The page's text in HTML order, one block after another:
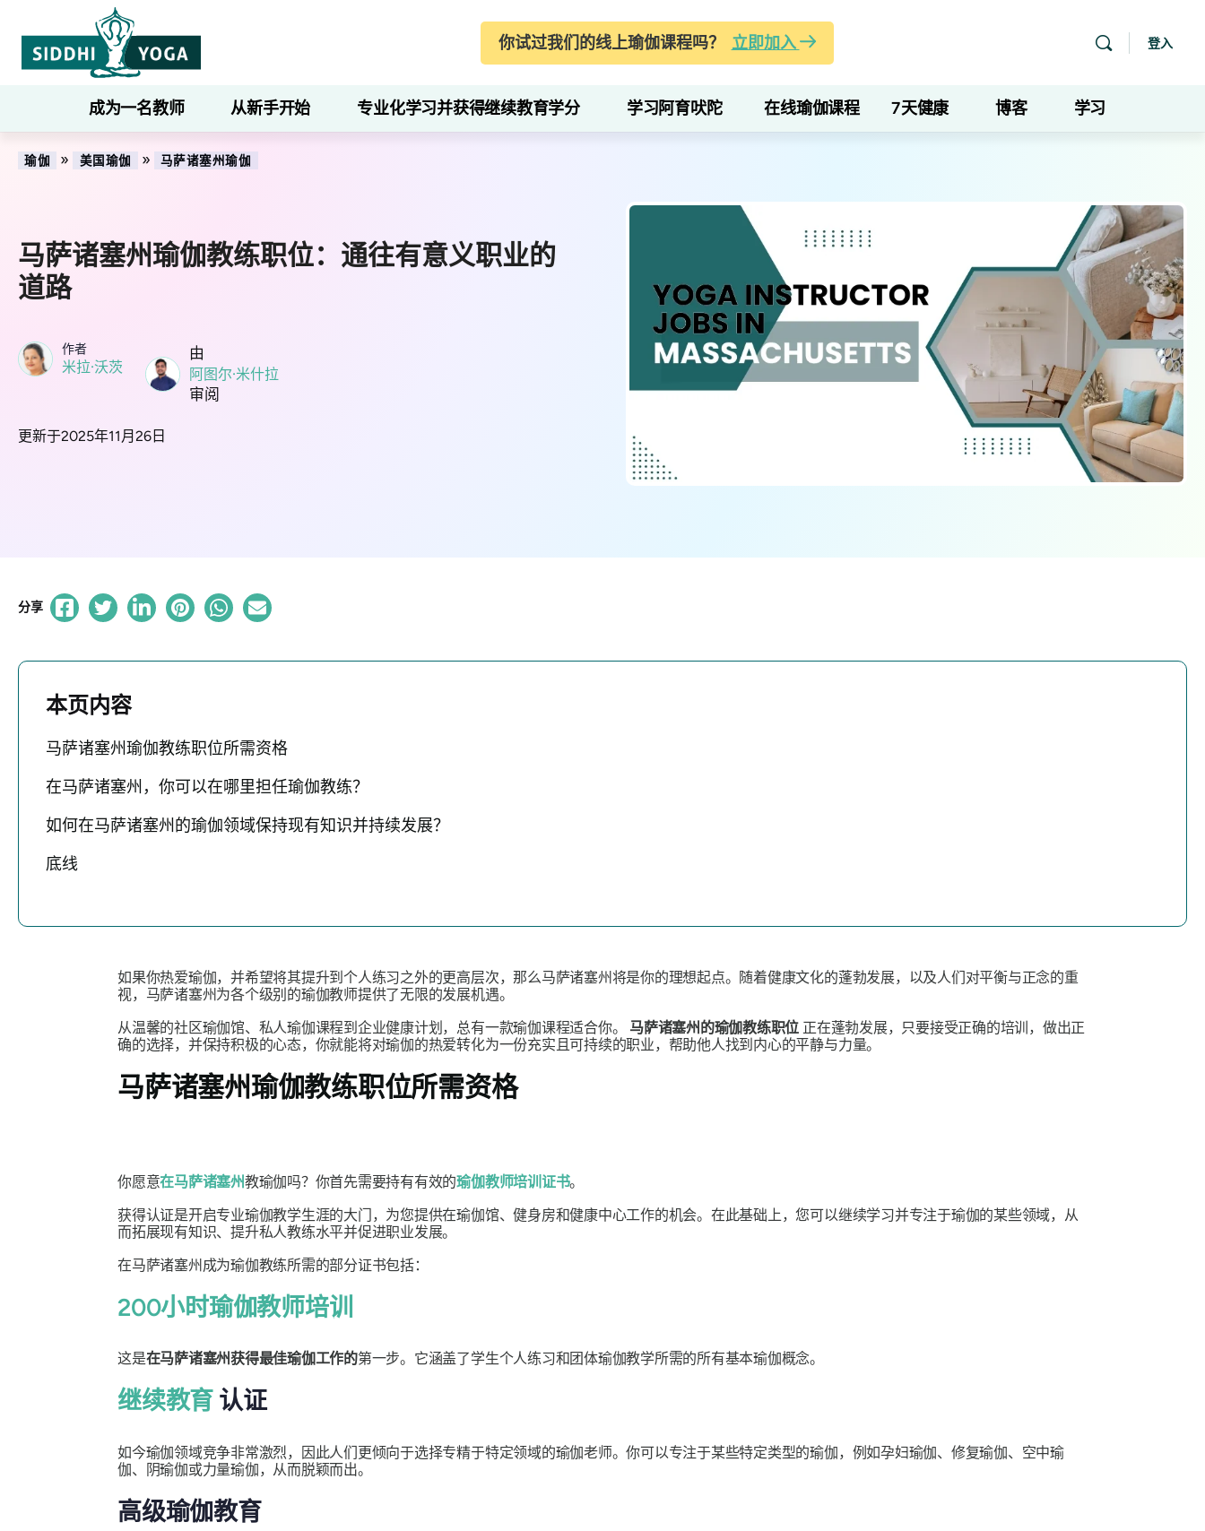
你试过我们的线上瑜伽课程吗？ 立即加入 登入
成为一名教师 从新手开始 专业化学习并获得继续教育学分 学习阿育吠陀 在线瑜伽课程 7天健康 博客 学习
瑜伽 » 美国瑜伽 » 马萨诸塞州瑜伽
马萨诸塞州瑜伽教练职位：通往有意义职业的
道路
作者
米拉·沃茨
由
阿图尔·米什拉
审阅
更新于2025年11月26日
分享
本页内容
马萨诸塞州瑜伽教练职位所需资格
在马萨诸塞州，你可以在哪里担任瑜伽教练？
如何在马萨诸塞州的瑜伽领域保持现有知识并持续发展？
底线
如果你热爱瑜伽，并希望将其提升到个人练习之外的更高层次，那么马萨诸塞州将是你的理想起点。随着健康文化的蓬勃发展，以及人们对平衡与正念的重
视，马萨诸塞州为各个级别的瑜伽教师提供了无限的发展机遇。
从温馨的社区瑜伽馆、私人瑜伽课程到企业健康计划，总有一款瑜伽课程适合你。 马萨诸塞州的瑜伽教练职位 正在蓬勃发展，只要接受正确的培训，做出正
确的选择，并保持积极的心态，你就能将对瑜伽的热爱转化为一份充实且可持续的职业，帮助他人找到内心的平静与力量。
马萨诸塞州瑜伽教练职位所需资格
你愿意在马萨诸塞州教瑜伽吗？你首先需要持有有效的瑜伽教师培训证书。
获得认证是开启专业瑜伽教学生涯的大门，为您提供在瑜伽馆、健身房和健康中心工作的机会。在此基础上，您可以继续学习并专注于瑜伽的某些领域，从
而拓展现有知识、提升私人教练水平并促进职业发展。
在马萨诸塞州成为瑜伽教练所需的部分证书包括：
200小时瑜伽教师培训
这是在马萨诸塞州获得最佳瑜伽工作的第一步。它涵盖了学生个人练习和团体瑜伽教学所需的所有基本瑜伽概念。
继续教育 认证
如今瑜伽领域竞争非常激烈，因此人们更倾向于选择专精于特定领域的瑜伽老师。你可以专注于某些特定类型的瑜伽，例如孕妇瑜伽、修复瑜伽、空中瑜
伽、阴瑜伽或力量瑜伽，从而脱颖而出。
高级瑜伽教育